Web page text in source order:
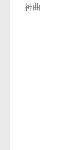
神曲